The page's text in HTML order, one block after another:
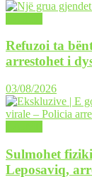
Refuzoi ta
arrestohet i
03/08/2026
Sulmohet
Leposaviq,